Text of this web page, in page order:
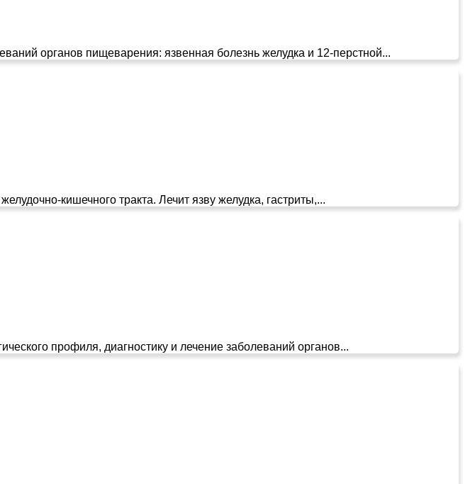
органов пищеварения: язвенная болезнь желудка и 12-перстной...
кишечного тракта. Лечит язву желудка, гастриты,...
профиля, диагностику и лечение заболеваний органов...